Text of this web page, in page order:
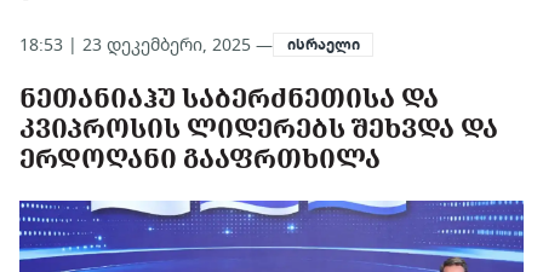
18:53 | 23 დეკემბერი, 2025 — ისრაელი
ᲜᲔᲗᲐᲜᲘᲐᲰᲣ ᲡᲐᲑᲔᲠᲫᲜᲔᲗᲘᲡᲐ ᲓᲐ
ᲙᲕᲘᲞᲠᲝᲡᲘᲡ ᲚᲘᲓᲔᲠᲔᲑᲡ ᲨᲔᲮᲕᲓᲐ ᲓᲐ
ᲔᲠᲓᲝᲦᲐᲜᲘ ᲒᲐᲐᲤᲠᲗᲮᲘᲚᲐ